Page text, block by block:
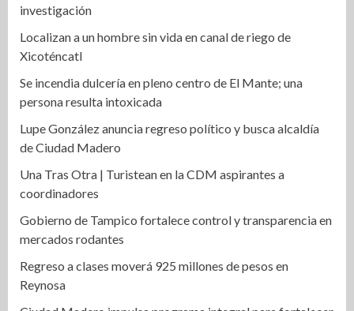
investigación
Localizan a un hombre sin vida en canal de riego de
Xicoténcatl
Se incendia dulcería en pleno centro de El Mante; una
persona resulta intoxicada
Lupe González anuncia regreso político y busca alcaldía
de Ciudad Madero
Una Tras Otra | Turistean en la CDM aspirantes a
coordinadores
Gobierno de Tampico fortalece control y transparencia en
mercados rodantes
Regreso a clases moverá 925 millones de pesos en
Reynosa